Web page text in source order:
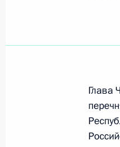
8
Глава